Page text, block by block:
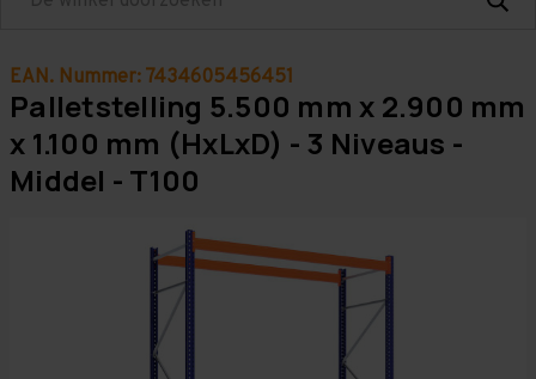
EAN. Nummer: 7434605456451
Palletstelling 5.500 mm x 2.900 mm
x 1.100 mm (HxLxD) - 3 Niveaus -
Middel - T100